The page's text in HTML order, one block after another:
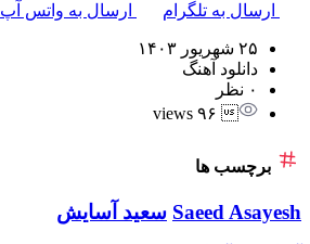
ارسال به تلگرام ارسال به واتس آپ
۲۵ شهریور ۱۴۰۳
دانلود آهنگ
۰ نظر
۹۶ views
برچسب ها
Saeed Asayesh سعید آسایش